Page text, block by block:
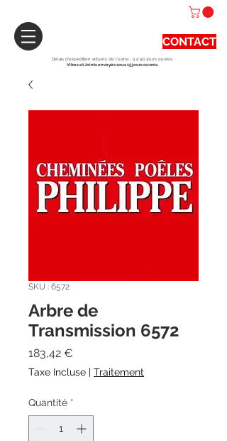
CONTACT
Délais d'expédition actuels de l'usine : 3 à 90 jours ouvrés.
Vitres et Joints envoyés sous 15 jours ouvrés.
SKU : 6572
Arbre de
Transmission 6572
183,42 €
Taxe Incluse | Traitement
Quantité *